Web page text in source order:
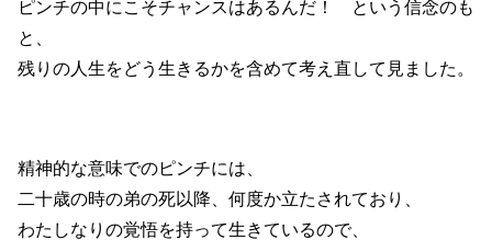
ピンチの中にこそチャンスはあるんだ！ という信念のも
と、
残りの人生をどう生きるかを含めて考え直して見ました。
精神的な意味でのピンチには、
二十歳の時の弟の死以降、何度か立たされており、
わたしなりの覚悟を持って生きているので、